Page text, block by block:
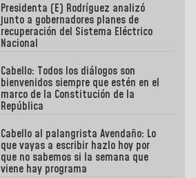
Presidenta (E) Rodríguez analizó
junto a gobernadores planes de
recuperación del Sistema Eléctrico
Nacional
Cabello: Todos los diálogos son
bienvenidos siempre que estén en el
marco de la Constitución de la
República
Cabello al palangrista Avendaño: Lo
que vayas a escribir hazlo hoy por
que no sabemos si la semana que
viene hay programa